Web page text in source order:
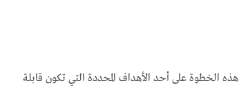
الخطوة على أحد الأهداف المحددة التي تكون قابلة